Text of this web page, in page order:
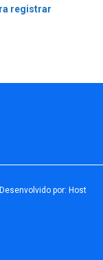
registrar
por: Host